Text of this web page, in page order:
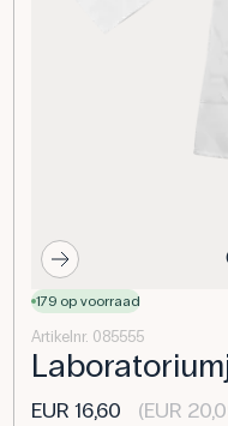
179 op voorraad
Artikelnr. 085555
EUR 16,60 (EUR